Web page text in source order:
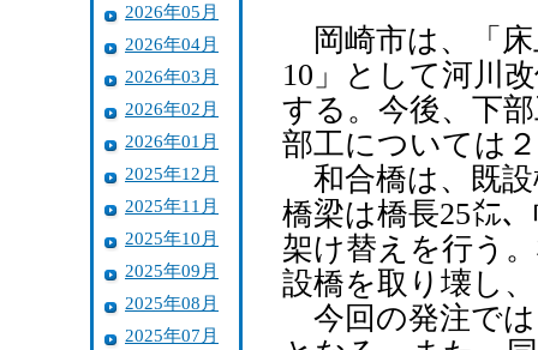
2026年05月
2026年04月
2026年03月
2026年02月
2026年01月
2025年12月
2025年11月
2025年10月
2025年09月
2025年08月
2025年07月
岡崎市は、「床
10」として河川
する。今後、下
部工については
和合橋は、既設
橋梁は橋長25㍍
架け替えを行う
設橋を取り壊し
今回の発注では